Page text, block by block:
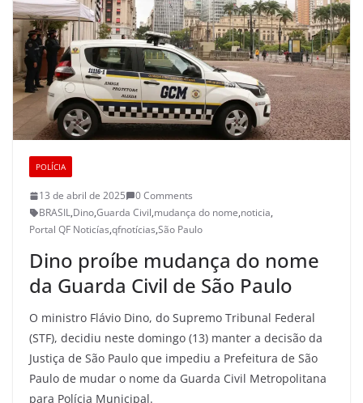
POLÍCIA
13 de abril de 2025
0 Comments
BRASIL,Dino,Guarda Civil,mudança do nome,noticia,
Portal QF Noticías,qfnotícias,São Paulo
Dino proíbe mudança do nome
da Guarda Civil de São Paulo
O ministro Flávio Dino, do Supremo Tribunal Federal
(STF), decidiu neste domingo (13) manter a decisão da
Justiça de São Paulo que impediu a Prefeitura de São
Paulo de mudar o nome da Guarda Civil Metropolitana
para Polícia Municipal.